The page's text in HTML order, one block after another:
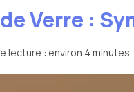
Verre :
lecture : environ 4 minutes